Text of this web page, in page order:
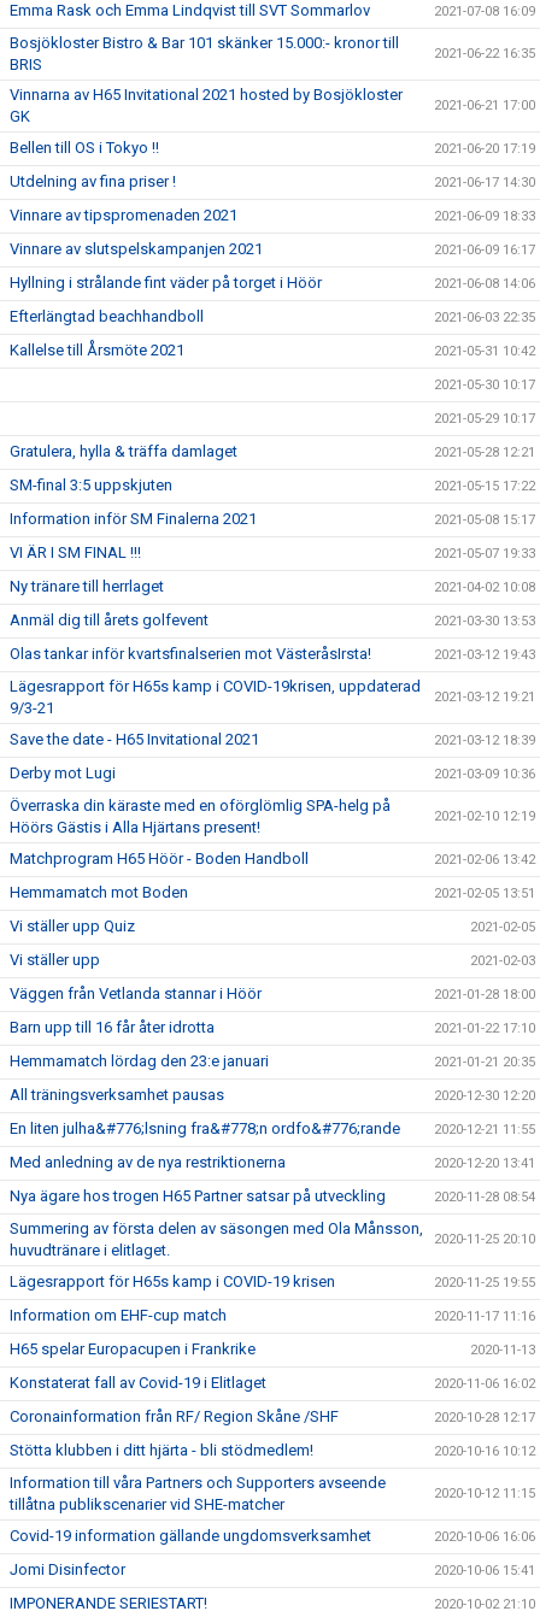
Emma Rask och Emma Lindqvist till SVT Sommarlov 2021-07-08 16:09
Bosjökloster Bistro & Bar 101 skänker 15.000:- kronor till
BRIS
2021-06-22 16:35
Vinnarna av H65 Invitational 2021 hosted by Bosjökloster
GK
2021-06-21 17:00
Bellen till OS i Tokyo !! 2021-06-20 17:19
Utdelning av fina priser ! 2021-06-17 14:30
Vinnare av tipspromenaden 2021 2021-06-09 18:33
Vinnare av slutspelskampanjen 2021 2021-06-09 16:17
Hyllning i strålande fint väder på torget i Höör 2021-06-08 14:06
Efterlängtad beachhandboll 2021-06-03 22:35
Kallelse till Årsmöte 2021 2021-05-31 10:42
2021-05-30 10:17
2021-05-29 10:17
Gratulera, hylla & träffa damlaget 2021-05-28 12:21
SM-final 3:5 uppskjuten 2021-05-15 17:22
Information inför SM Finalerna 2021 2021-05-08 15:17
VI ÄR I SM FINAL !!! 2021-05-07 19:33
Ny tränare till herrlaget 2021-04-02 10:08
Anmäl dig till årets golfevent 2021-03-30 13:53
Olas tankar inför kvartsfinalserien mot VästeråsIrsta! 2021-03-12 19:43
Lägesrapport för H65s kamp i COVID-19krisen, uppdaterad
9/3-21
2021-03-12 19:21
Save the date - H65 Invitational 2021 2021-03-12 18:39
Derby mot Lugi 2021-03-09 10:36
Överraska din käraste med en oförglömlig SPA-helg på
Höörs Gästis i Alla Hjärtans present!
2021-02-10 12:19
Matchprogram H65 Höör - Boden Handboll 2021-02-06 13:42
Hemmamatch mot Boden 2021-02-05 13:51
Vi ställer upp Quiz 2021-02-05
Vi ställer upp 2021-02-03
Väggen från Vetlanda stannar i Höör 2021-01-28 18:00
Barn upp till 16 får åter idrotta 2021-01-22 17:10
Hemmamatch lördag den 23:e januari 2021-01-21 20:35
All träningsverksamhet pausas 2020-12-30 12:20
En liten julha&#776;lsning fra&#778;n ordfo&#776;rande 2020-12-21 11:55
Med anledning av de nya restriktionerna 2020-12-20 13:41
Nya ägare hos trogen H65 Partner satsar på utveckling 2020-11-28 08:54
Summering av första delen av säsongen med Ola Månsson,
huvudtränare i elitlaget.
2020-11-25 20:10
Lägesrapport för H65s kamp i COVID-19 krisen 2020-11-25 19:55
Information om EHF-cup match 2020-11-17 11:16
H65 spelar Europacupen i Frankrike 2020-11-13
Konstaterat fall av Covid-19 i Elitlaget 2020-11-06 16:02
Coronainformation från RF/ Region Skåne /SHF 2020-10-28 12:17
Stötta klubben i ditt hjärta - bli stödmedlem! 2020-10-16 10:12
Information till våra Partners och Supporters avseende
tillåtna publikscenarier vid SHE-matcher
2020-10-12 11:15
Covid-19 information gällande ungdomsverksamhet 2020-10-06 16:06
Jomi Disinfector 2020-10-06 15:41
IMPONERANDE SERIESTART! 2020-10-02 21:10